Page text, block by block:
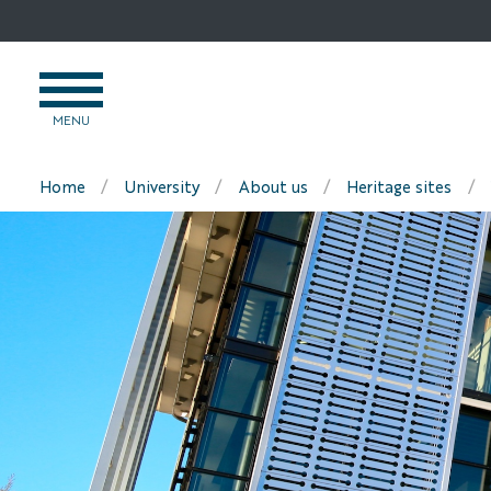
to
OPEN
MENU
MENU
Home University About us Heritage sites